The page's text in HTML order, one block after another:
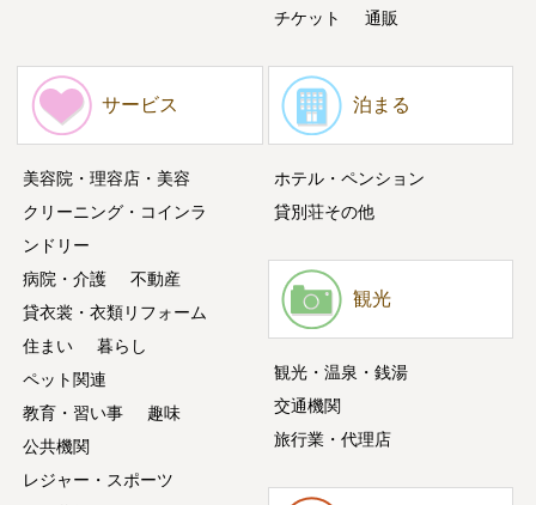
チケット
通販
サービス
美容院・理容店・美容
クリーニング・コインラ
ンドリー
病院・介護
不動産
貸衣裳・衣類リフォーム
住まい
暮らし
ペット関連
教育・習い事
趣味
公共機関
レジャー・スポーツ
泊まる
ホテル・ペンション
貸別荘その他
観光
観光・温泉・銭湯
交通機関
旅行業・代理店